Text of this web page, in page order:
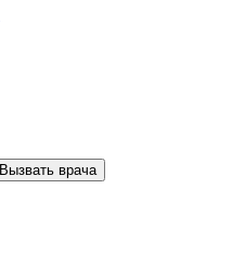
Вызвать врача